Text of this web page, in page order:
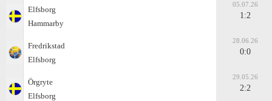
Elfsborg
Hammarby
05.07.26
1:2
Fredrikstad
Elfsborg
28.06.26
0:0
Örgryte
Elfsborg
29.05.26
2:2